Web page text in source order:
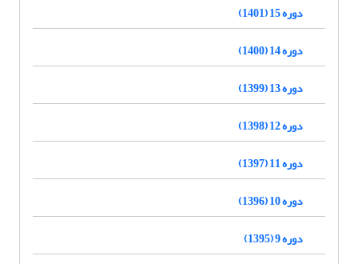
دوره 15 (1401)
دوره 14 (1400)
دوره 13 (1399)
دوره 12 (1398)
دوره 11 (1397)
دوره 10 (1396)
دوره 9 (1395)